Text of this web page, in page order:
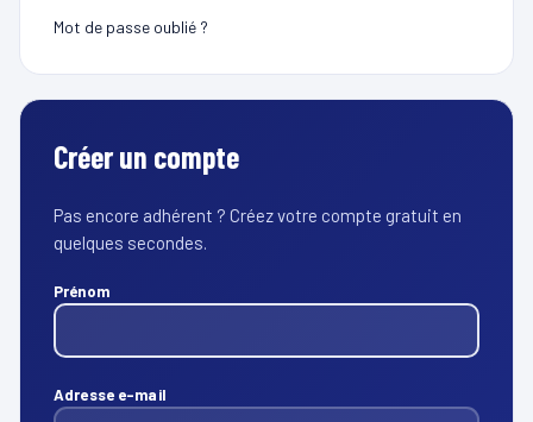
Mot de passe oublié ?
Créer un compte
Pas encore adhérent ? Créez votre compte gratuit en
quelques secondes.
Prénom
Adresse e-mail